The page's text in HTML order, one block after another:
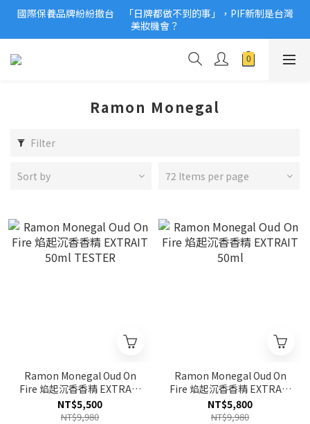
2026美妝小樣、試用品變少？PIF化妝品身分證7月上路！消費者
必懂5觀念
國際保養品牌紛紛撤台　「日牌都做不到的事」，PIF新制是台灣
美妝機會？
2026美妝小樣、試用品變少？PIF化妝品身分證7月上路！消費者
Ramon Monegal
Filter
Sort by 72 Items per page
Ramon Monegal Oud On
Fire 焰起沉香香精 EXTRAIT
50ml TESTER
NT$5,500
NT$9,980
Ramon Monegal Oud On
Fire 焰起沉香香精 EXTRAIT
50ml
NT$5,800
NT$9,980